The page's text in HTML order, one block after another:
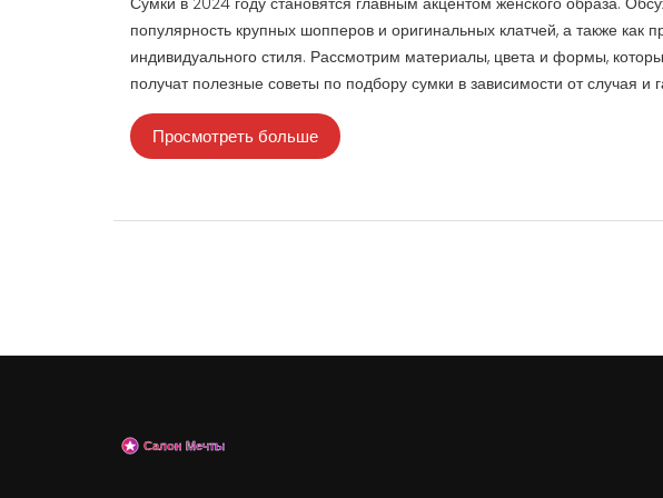
популярность крупных шопперов и оригинальных клатчей, а также как
индивидуального стиля. Рассмотрим материалы, цвета и формы,
получат полезные советы по подбору сумки в зависимости от случая и
Просмотреть больше